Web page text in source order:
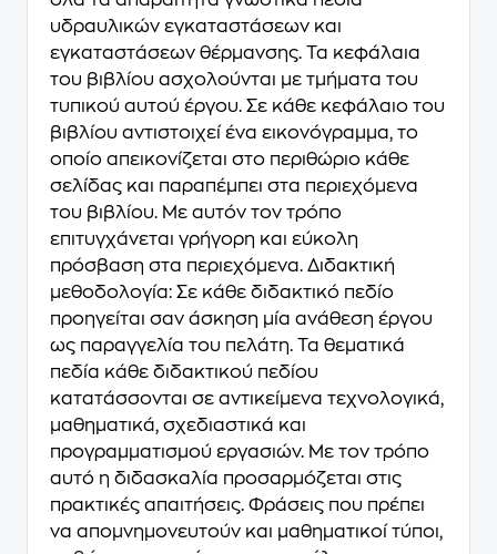
υδραυλικών εγκαταστάσεων και
εγκαταστάσεων θέρμανσης. Τα κεφάλαια
του βιβλίου ασχολούνται με τμήματα του
τυπικού αυτού έργου. Σε κάθε κεφάλαιο του
βιβλίου αντιστοιχεί ένα εικονόγραμμα, το
οποίο απεικονίζεται στο περιθώριο κάθε
σελίδας και παραπέμπει στα περιεχόμενα
του βιβλίου. Με αυτόν τον τρόπο
επιτυγχάνεται γρήγορη και εύκολη
πρόσβαση στα περιεχόμενα. Διδακτική
μεθοδολογία: Σε κάθε διδακτικό πεδίο
προηγείται σαν άσκηση μία ανάθεση έργου
ως παραγγελία του πελάτη. Τα θεματικά
πεδία κάθε διδακτικού πεδίου
κατατάσσονται σε αντικείμενα τεχνολογικά,
μαθηματικά, σχεδιαστικά και
προγραμματισμού εργασιών. Με τον τρόπο
αυτό η διδασκαλία προσαρμόζεται στις
πρακτικές απαιτήσεις. Φράσεις που πρέπει
να απομνημονευτούν και μαθηματικοί τύποι,